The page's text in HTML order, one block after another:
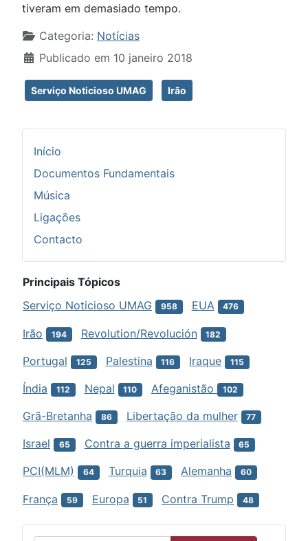
tiveram em demasiado tempo.
Detalhes
Categoria: Notícias
Publicado em 10 janeiro 2018
Serviço Noticioso UMAG Irão
Início
Documentos Fundamentais
Música
Ligações
Contacto
Principais Tópicos
Serviço Noticioso UMAG
958 EUA 476
Irão 194 Revolution/Revolución 182
Portugal 125 Palestina 116 Iraque 115
Índia 112 Nepal 110 Afeganistão 102
Grã-Bretanha 86 Libertação da mulher 77
Israel 65 Contra a guerra imperialista 65
PCI(MLM) 64 Turquia 63 Alemanha 60
França 59 Europa 51 Contra Trump 48